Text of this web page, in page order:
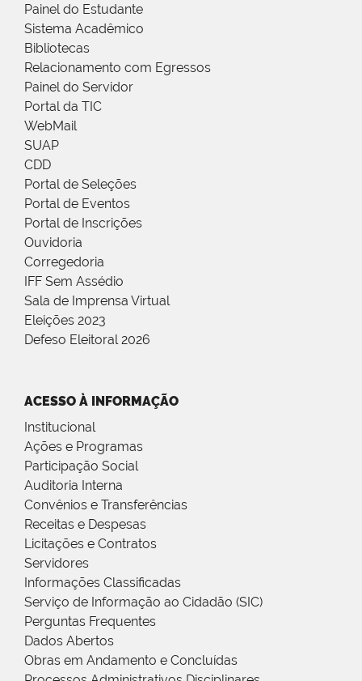
Painel do Estudante
Sistema Acadêmico
Bibliotecas
Relacionamento com Egressos
Painel do Servidor
Portal da TIC
WebMail
SUAP
CDD
Portal de Seleções
Portal de Eventos
Portal de Inscrições
Ouvidoria
Corregedoria
IFF Sem Assédio
Sala de Imprensa Virtual
Eleições 2023
Defeso Eleitoral 2026
ACESSO À INFORMAÇÃO
Institucional
Ações e Programas
Participação Social
Auditoria Interna
Convênios e Transferências
Receitas e Despesas
Licitações e Contratos
Servidores
Informações Classificadas
Serviço de Informação ao Cidadão (SIC)
Perguntas Frequentes
Dados Abertos
Obras em Andamento e Concluídas